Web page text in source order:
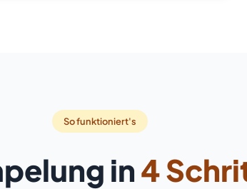
So funktioniert's
in4